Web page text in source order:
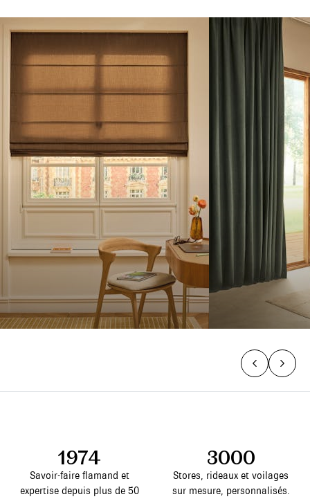
1974
Savoir-faire flamand et
expertise depuis plus de 50
3000
Stores, rideaux et voilages
sur mesure, personnalisés.